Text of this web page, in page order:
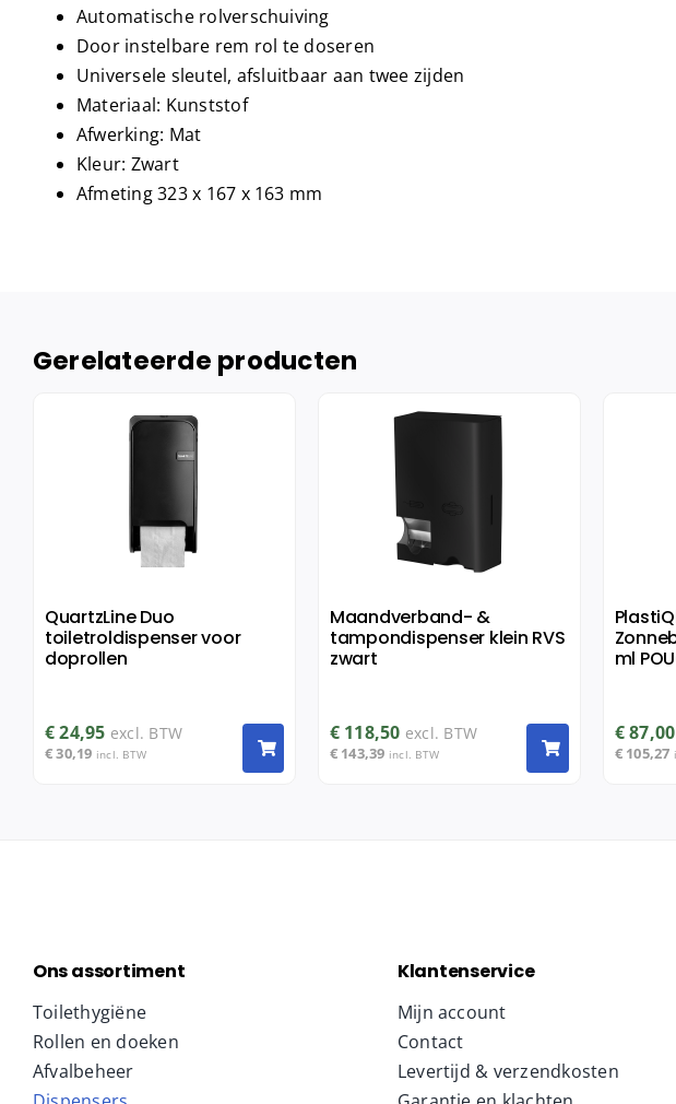
Automatische rolverschuiving
Door instelbare rem rol te doseren
Universele sleutel, afsluitbaar aan twee zijden
Materiaal: Kunststof
Afwerking: Mat
Kleur: Zwart
Afmeting 323 x 167 x 163 mm
Gerelateerde producten
QuartzLine Duo
toiletroldispenser voor
doprollen
€24,95 excl. BTW
€30,19 incl. BTW
Maandverband- &
tampondispenser klein RVS
zwart
€ 118,50 excl. BTW
€ 143,39 incl. BTW
ml
€87,00
€105,27
Ons assortiment
Toilethygiëne
Rollen en doeken
Afvalbeheer
Klantenservice
Mijn account
Contact
Levertijd & verzendkosten